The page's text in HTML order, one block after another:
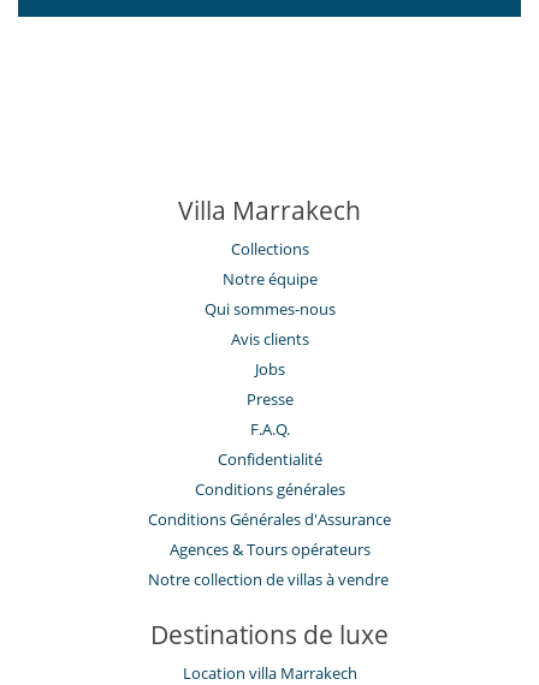
Villa Marrakech
Collections
Notre équipe
Qui sommes-nous
Avis clients
Jobs
Presse
F.A.Q.
Confidentialité
Conditions générales
Conditions Générales d'Assurance
​Agences & Tours opérateurs
Notre collection de villas à vendre
Destinations de luxe
Location villa Marrakech